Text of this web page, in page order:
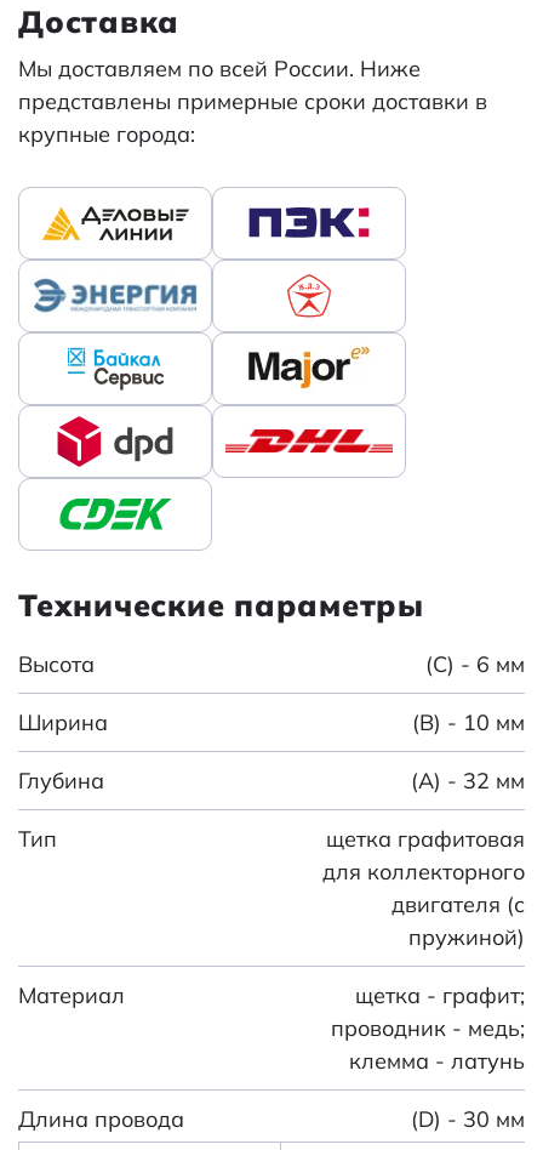
Технические параметры
Высота (C) - 6 мм
Ширина (B) - 10 мм
Глубина (A) - 32 мм
Тип
щетка графитовая
для коллекторного
двигателя (с
пружиной)
Материал
щетка - графит;
проводник - медь;
клемма - латунь
Длина провода (D) - 30 мм
Доставка
Мы доставляем по всей России. Ниже
представлены примерные сроки доставки в
крупные города: